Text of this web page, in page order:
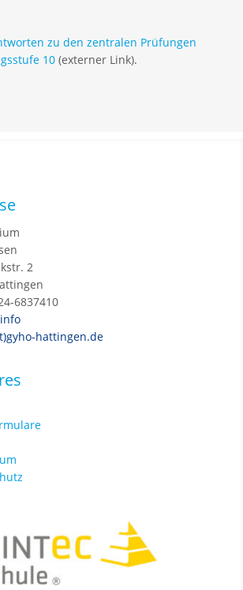
zu den zentralen Prüfungen
10(externer Link).
2
6837410
info
hattingen.de